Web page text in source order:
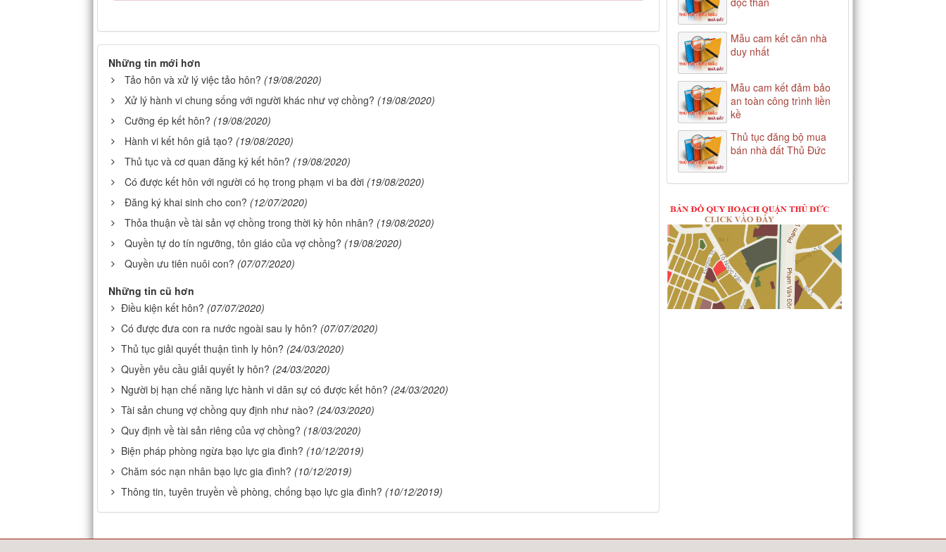
Những tin mới hơn
Tảo hôn và xử lý việc tảo hôn? (19/08/2020)
Xử lý hành vi chung sống với người khác như vợ chồng? (19/08/2020)
Cưỡng ép kết hôn? (19/08/2020)
Hành vi kết hôn giả tạo? (19/08/2020)
Thủ tục và cơ quan đăng ký kết hôn? (19/08/2020)
Có được kết hôn với người có họ trong phạm vi ba đời (19/08/2020)
Đăng ký khai sinh cho con? (12/07/2020)
Thỏa thuận về tài sản vợ chồng trong thời kỳ hôn nhân? (19/08/2020)
Quyền tự do tín ngưỡng, tôn giáo của vợ chồng? (19/08/2020)
Quyền ưu tiên nuôi con? (07/07/2020)
Những tin cũ hơn
Điều kiện kết hôn? (07/07/2020)
Có được đưa con ra nước ngoài sau ly hôn? (07/07/2020)
Thủ tục giải quyết thuận tình ly hôn? (24/03/2020)
Quyền yêu cầu giải quyết ly hôn? (24/03/2020)
Người bị hạn chế năng lực hành vi dân sự có được kết hôn? (24/03/2020)
Tài sản chung vợ chồng quy định như nào? (24/03/2020)
Quy định về tài sản riêng của vợ chồng? (18/03/2020)
Biện pháp phòng ngừa bạo lực gia đình? (10/12/2019)
Chăm sóc nạn nhân bạo lực gia đình? (10/12/2019)
Thông tin, tuyên truyền về phòng, chống bạo lực gia đình? (10/12/2019)
Mẫu cam kết căn nhà
duy nhất
Mẫu cam kết đảm bảo
an toàn công trình liền
kề
Thủ tục đăng bộ mua
bán nhà đất Thủ Đức